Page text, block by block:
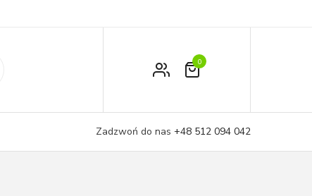
Moje konto
0
Zadzwoń do nas +48 512 094 042